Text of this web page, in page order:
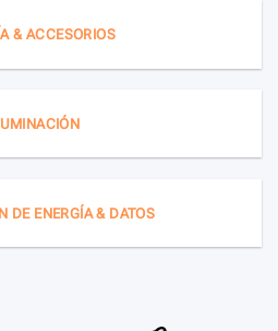
& ACCESORIOS
DE ENERGÍA & DATOS